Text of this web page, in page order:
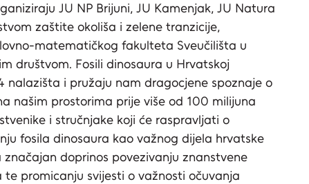
JU NP Brijuni, JU Kamenjak, JU Natura
zaštite okoliša i zelene tranzicije,
matematičkog fakulteta Sveučilišta u
društvom. Fosili dinosaura u Hrvatskoj
nalazišta i pružaju nam dragocjene spoznaje o
našim prostorima prije više od 100 milijuna
i stručnjake koji će raspravljati o
fosila dinosaura kao važnog dijela hrvatske
doprinos povezivanju znanstvene
promicanju svijesti o važnosti očuvanja